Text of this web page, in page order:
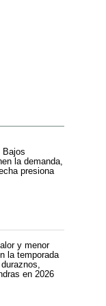
Bajos
la demanda,
presiona
y menor
la temporada
en 2026